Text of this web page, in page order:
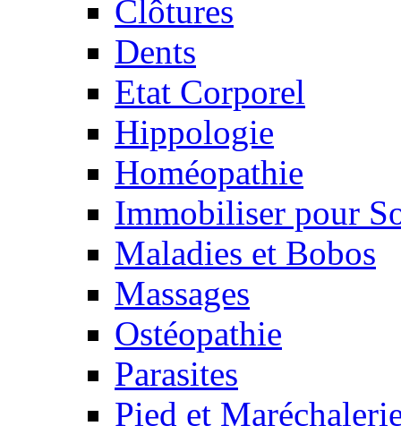
Clôtures
Dents
Etat Corporel
Hippologie
Homéopathie
Immobiliser pour
Maladies et Bobos
Massages
Ostéopathie
Parasites
Pied et